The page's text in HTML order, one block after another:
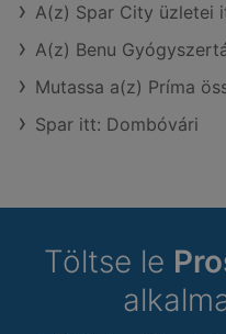
A(z) Spar City üzletei
A(z) Benu
Mutassa a(z) Príma
Spar itt: Dombóvári
Töltse le